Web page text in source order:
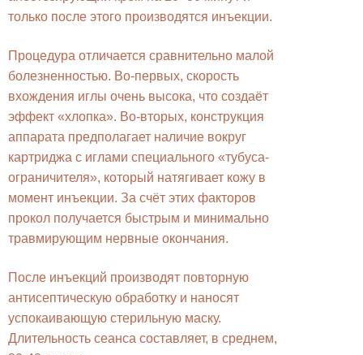
только после этого производятся инъекции.
Процедура отличается сравнительно малой
болезненностью. Во-первых, скорость
вхождения иглы очень высока, что создаёт
эффект «хлопка». Во-вторых, конструкция
аппарата предполагает наличие вокруг
картриджа с иглами специального «тубуса-
ограничителя», который натягивает кожу в
момент инъекции. За счёт этих факторов
прокол получается быстрым и минимально
травмирующим нервные окончания.
После инъекций производят повторную
антисептическую обработку и наносят
успокаивающую стерильную маску.
Длительность сеанса составляет, в среднем,